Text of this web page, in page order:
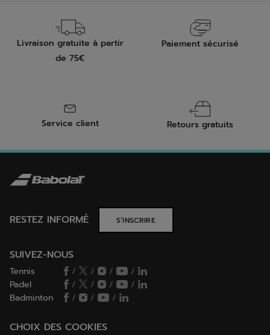
Livraison gratuite à partir
de 75€
Paiement sécurisé
Service client Retours gratuits
RESTEZ INFORMÉ S’INSCRIRE
SUIVEZ-NOUS
Tennis / / /
/
Padel
/ / /
/
Badminton
/ / /
CHOIX DES COOKIES